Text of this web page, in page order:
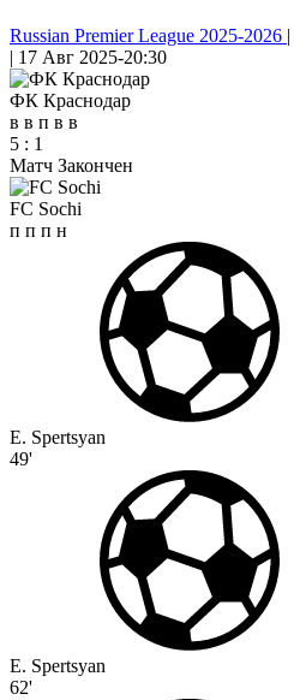
Russian Premier League 2025-2026 |
| 17 Авг 2025-20:30
ФК Краснодар
в в п в в
5 : 1
Матч Закончен
FC Sochi
п п п н
E. Spertsyan
49'
E. Spertsyan
62'